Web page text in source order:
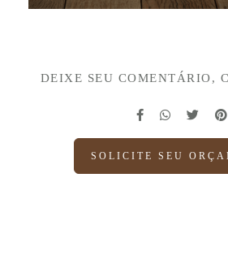
DEIXE SEU COMENTÁRIO,
SOLICITE SEU